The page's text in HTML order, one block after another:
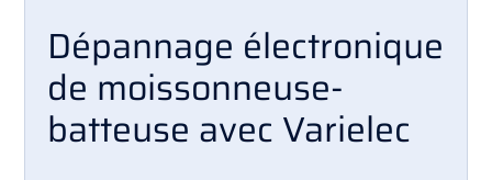
Dépannage électronique
de moissonneuse-
batteuse avec Varielec